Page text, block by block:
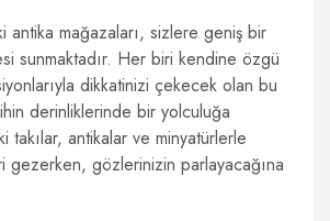
antika mağazaları, sizlere geniş bir
sunmaktadır. Her biri kendine özgü
dikkatinizi çekecek olan bu
derinliklerinde bir yolculuğa
takılar, antikalar ve minyatürlerle
gezerken, gözlerinizin parlayacağına